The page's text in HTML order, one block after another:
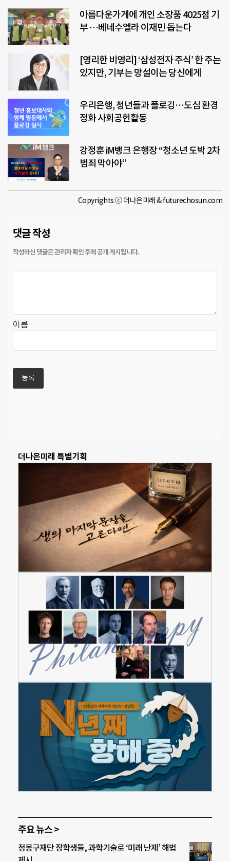
아름다운가게에 개인 소장품 4025점 기
부 …베네수엘라 이재민 돕는다
[영리한 비영리] ‘삼성전자 주식’ 한 주는
있지만, 기부는 망설이는 당신에게
우리은행, 청년들과 플로깅…도심 환경
정화 사회공헌활동
강정훈 iM뱅크 은행장 “청소년 도박 2차
범죄 막아야”
Copyrights ⓒ 더나은미래 & futurechosun.com
댓글 작성
이름
더나은미래 특별기획
주요 뉴스 >
정몽구재단 장학생들, 과학기술로 ‘미래 난제’ 해법